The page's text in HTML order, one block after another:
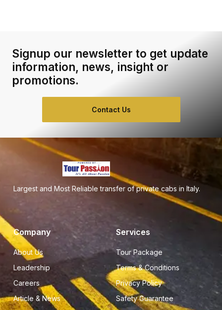
Signup our newsletter to get update
information, news, insight or
promotions.
Contact Us
Largest and Most Reliable transfer of private cabs in Italy.
Company
About Us
Leadership
Careers
Article & News
Services
Tour Package
Terms & Conditions
Privacy Policy
Safety Guarantee